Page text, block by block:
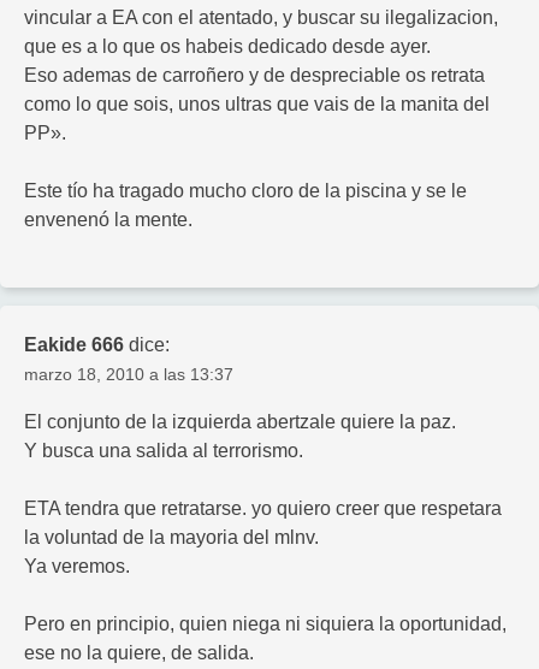
vincular a EA con el atentado, y buscar su ilegalizacion,
que es a lo que os habeis dedicado desde ayer.
Eso ademas de carroñero y de despreciable os retrata
como lo que sois, unos ultras que vais de la manita del
PP».
Este tío ha tragado mucho cloro de la piscina y se le
envenenó la mente.
Eakide 666 dice:
marzo 18, 2010 a las 13:37
El conjunto de la izquierda abertzale quiere la paz.
Y busca una salida al terrorismo.
ETA tendra que retratarse. yo quiero creer que respetara
la voluntad de la mayoria del mlnv.
Ya veremos.
Pero en principio, quien niega ni siquiera la oportunidad,
ese no la quiere, de salida.